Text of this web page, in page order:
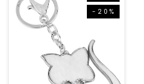
-20%